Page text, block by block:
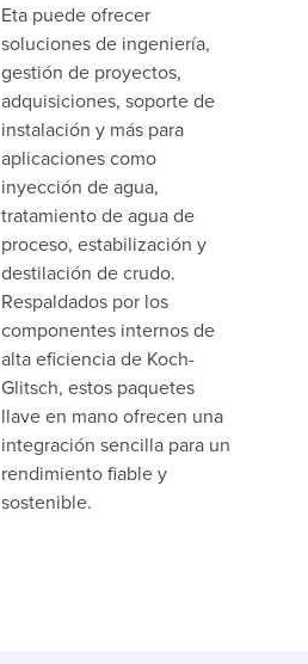
Eta puede ofrecer
soluciones de ingeniería,
gestión de proyectos,
adquisiciones, soporte de
instalación y más para
aplicaciones como
inyección de agua,
tratamiento de agua de
proceso, estabilización y
destilación de crudo.
Respaldados por los
componentes internos de
alta eficiencia de Koch-
Glitsch, estos paquetes
llave en mano ofrecen una
integración sencilla para un
rendimiento fiable y
sostenible.